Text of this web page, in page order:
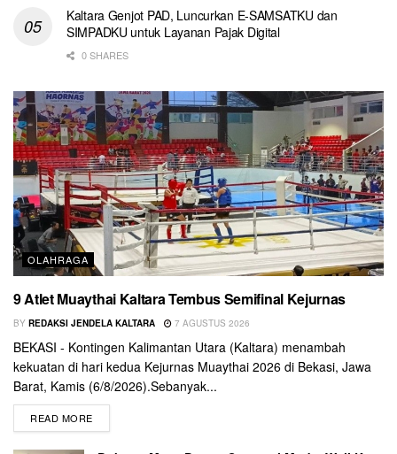
Kaltara Genjot PAD, Luncurkan E-SAMSATKU dan
SIMPADKU untuk Layanan Pajak Digital
0 SHARES
OLAHRAGA
9 Atlet Muaythai Kaltara Tembus Semifinal Kejurnas
BY REDAKSI JENDELA KALTARA 7 AGUSTUS 2026
BEKASI - Kontingen Kalimantan Utara (Kaltara) menambah
kekuatan di hari kedua Kejurnas Muaythai 2026 di Bekasi, Jawa
Barat, Kamis (6/8/2026).Sebanyak...
READ MORE